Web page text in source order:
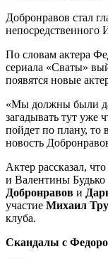
Добронравов стал
непосредственного
По словам актера
сериала «Сваты»
появятся новые
«Мы должны были
загадывать тут уже
пойдет по плану,
новость
Актер рассказал,
и Валентины Будько
Добронравов и
участие Михаил
клуба.
Скандалы с